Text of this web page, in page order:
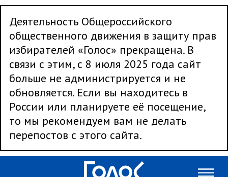
Деятельность Общероссийского
общественного движения в защиту прав
избирателей «Голос» прекращена. В
связи с этим, с 8 июля 2025 года сайт
больше не администрируется и не
обновляется. Если вы находитесь в
России или планируете её посещение,
то мы рекомендуем вам не делать
перепостов с этого сайта.